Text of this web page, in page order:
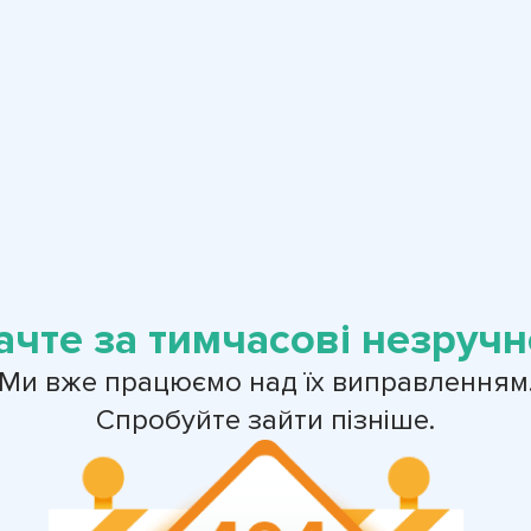
за тимчасові
вже працюємо над їх
Спробуйте зайти пізніше.